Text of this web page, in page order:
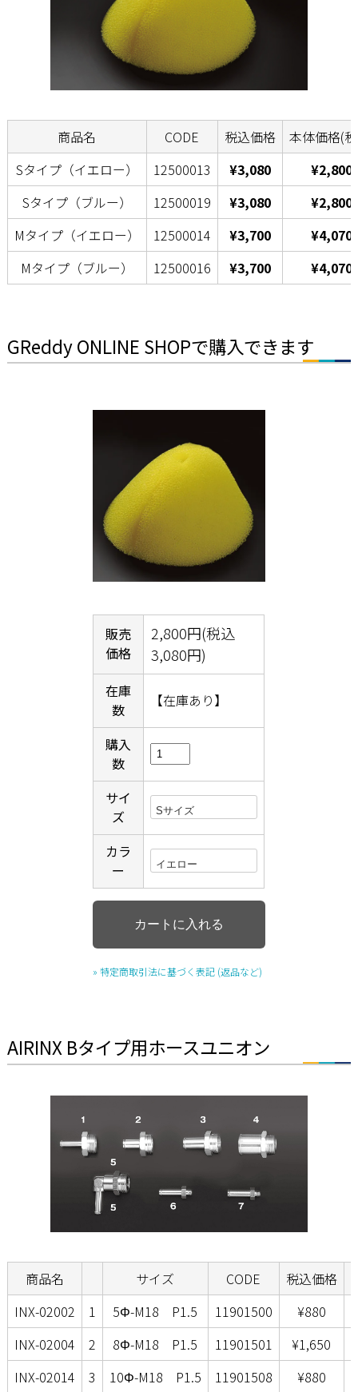
商品名 CODE 税込価格
本体価格(
Sタイプ（イエロー）
12500013 ¥3,080
¥2,800
Sタイプ（ブルー）
12500019 ¥3,080
¥2,800
Mタイプ（イエロー）
12500014 ¥3,700
¥4,070
Mタイプ（ブルー）
12500016 ¥3,700 ¥4,070
GReddy ONLINE SHOPで購入できます
販売
価格
2,800円(税込
3,080円)
在庫
数
【在庫あり】
購入
数
サイ
ズ
カラ
ー
» 特定商取引法に基づく表記 (返品など)
AIRINX Bタイプ用ホースユニオン
商品名 サイズ CODE 税込価格
INX-02002
1 5Φ-M18 P1.5 11901500
¥880
INX-02004
2 8Φ-M18 P1.5 11901501
¥1,650
INX-02014
3 10Φ-M18 P1.5 11901508
¥880